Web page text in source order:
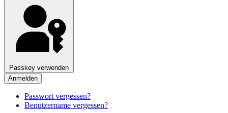
Passkey verwenden
Anmelden
Passwort vergessen?
Benutzername vergessen?